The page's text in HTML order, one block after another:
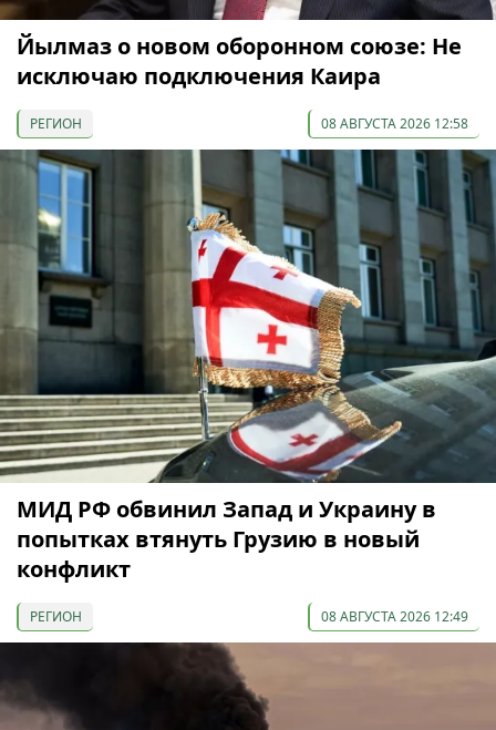
Йылмаз о новом оборонном союзе: Не
исключаю подключения Каира
РЕГИОН 08 АВГУСТА 2026 12:58
МИД РФ обвинил Запад и Украину в
попытках втянуть Грузию в новый
конфликт
РЕГИОН 08 АВГУСТА 2026 12:49